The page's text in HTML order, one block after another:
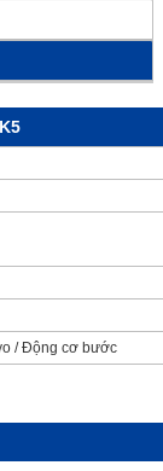
/ Động cơ bước